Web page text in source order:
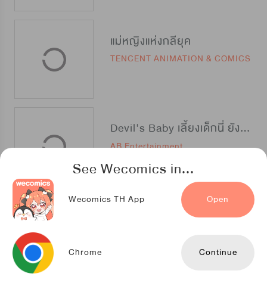
See Wecomics in...
Wecomics TH App Open
Chrome Continue
แม่หญิงแห่งกลียุค
TENCENT ANIMATION & COMICS
Devil's Baby เลี้ยงเด็กนี่ ยังไงดีนะ?
AB Entertainment